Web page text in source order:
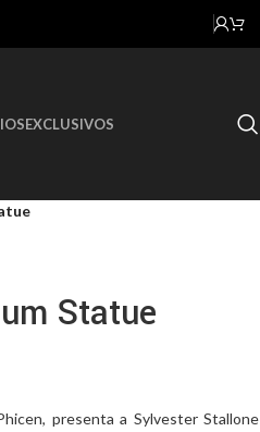
EXCLUSIVOS
Statue
presenta a Sylvester Stallone